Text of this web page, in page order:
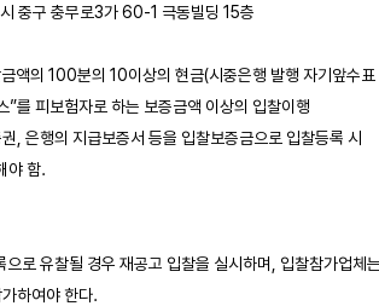
서울시 중구 충무로3가 60-1 극동빌딩 15층
액의 100분의 10이상의 현금(시중은행 발행 자기앞수표
엑스”를 피보험자로 하는 보증금액 이상의 입찰이행
증권, 은행의 지급보증서 등을 입찰보증금으로 입찰등록 시
야 함.
으로 유찰될 경우 재공고 입찰을 실시하며, 입찰참가업체
가하여야 한다.